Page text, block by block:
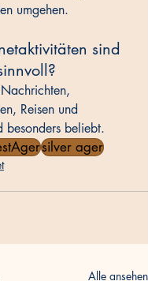
umgehen.
sind
Reisen und
besonders beliebt.
silver ager
Alle ansehen